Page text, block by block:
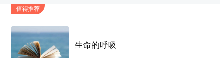
我的照片，我不带一点拖泥带水的就发过去了。过
两天，对方姑娘伢的手机号就给我了，让我加微
信，顺便了解到，对方在 深圳
值得推荐
生命的呼吸